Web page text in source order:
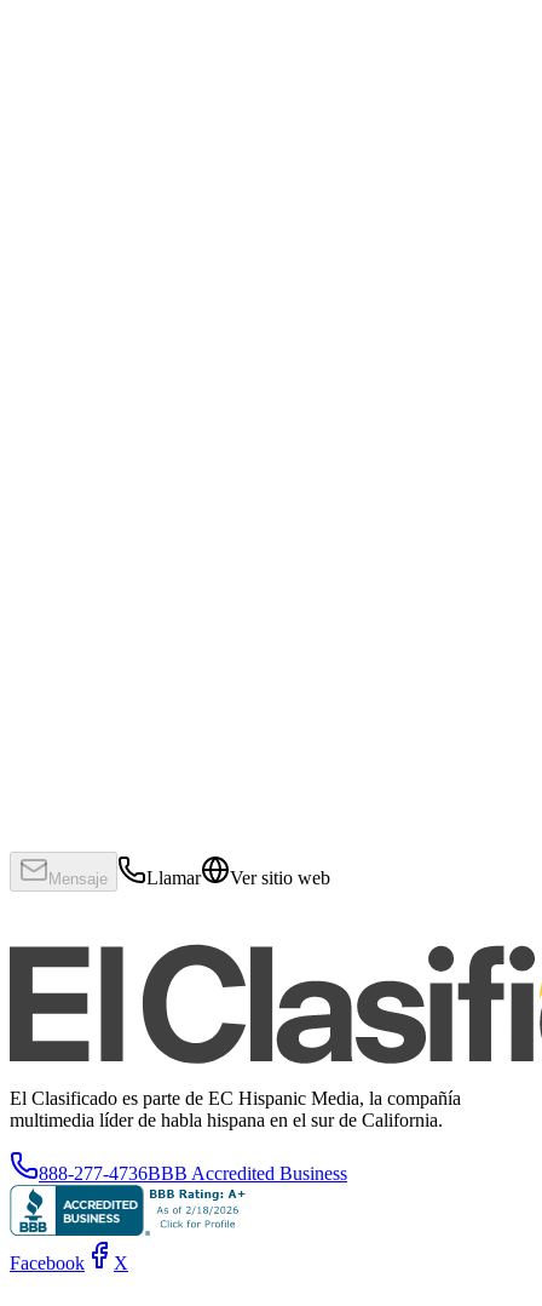
Mensaje Llamar Ver sitio web
El Clasificado es parte de EC Hispanic Media, la compañía
multimedia líder de habla hispana en el sur de California.
888-277-4736BBB Accredited Business
Facebook X